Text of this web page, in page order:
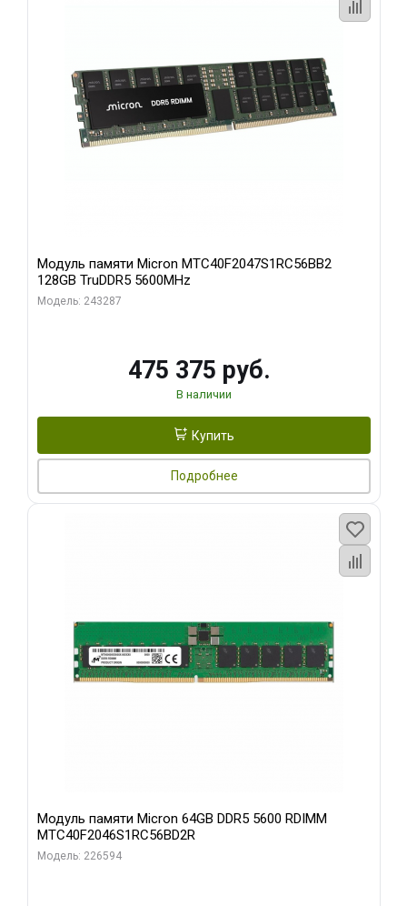
Модуль памяти Micron MTC40F2047S1RC56BB2
128GB TruDDR5 5600MHz
Модель: 243287
475 375 руб.
В наличии
Купить
Подробнее
Модуль памяти Micron 64GB DDR5 5600 RDIMM
MTC40F2046S1RC56BD2R
Модель: 226594